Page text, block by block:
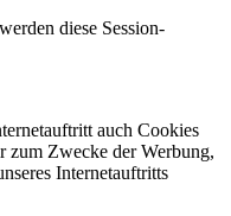
diese Session-
auch Cookies
zum Zwecke der Werbung,
Inter­net­auf­tritts